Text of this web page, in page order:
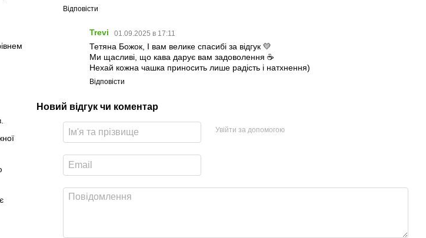
Відповісти
Trevi 01.09.2025 в 17:11
Тетяна Божок, І вам велике спасибі за відгук 💛
Ми щасливі, що кава дарує вам задоволення ☕️
Нехай кожна чашка приносить лише радість і натхнення)
Відповісти
Новий відгук чи коментар
Увійти за допомогою